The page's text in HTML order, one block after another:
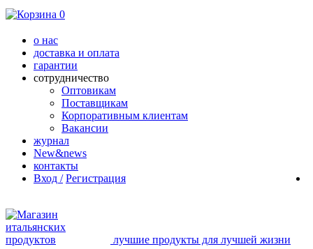
0
о нас
доставка и оплата
гарантии
сотрудничество
Оптовикам
Поставщикам
Корпоративным клиентам
Вакансии
журнал
New&news
контакты
Вход / Регистрация
лучшие продукты для лучшей жизни